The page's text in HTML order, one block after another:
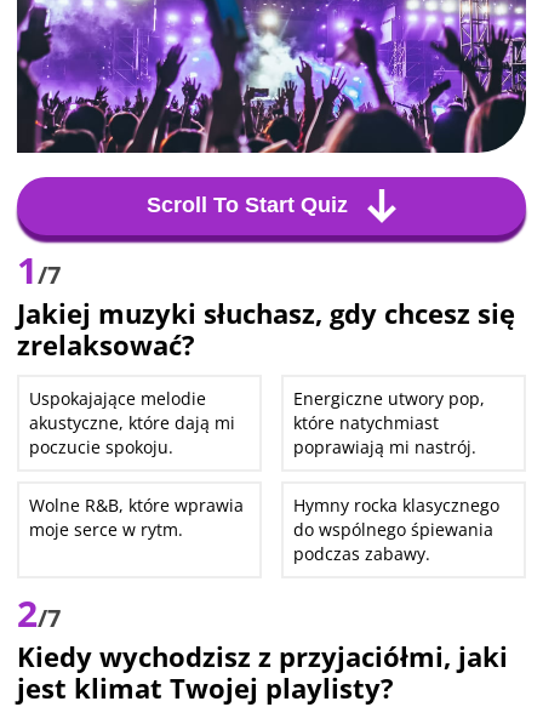
Scroll To Start Quiz
1/7
Jakiej muzyki słuchasz, gdy chcesz się
zrelaksować?
Uspokajające melodie
akustyczne, które dają mi
poczucie spokoju.
Energiczne utwory pop,
które natychmiast
poprawiają mi nastrój.
Wolne R&B, które wprawia
moje serce w rytm.
Hymny rocka klasycznego
do wspólnego śpiewania
podczas zabawy.
2/7
Kiedy wychodzisz z przyjaciółmi, jaki
jest klimat Twojej playlisty?